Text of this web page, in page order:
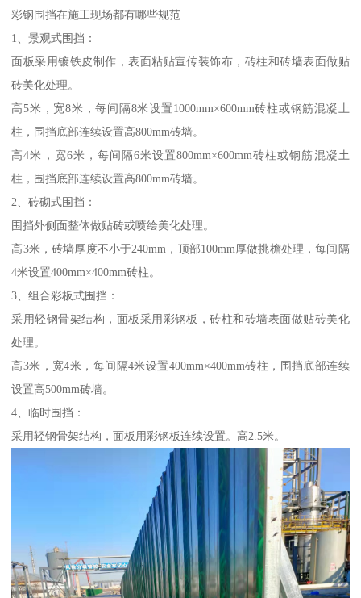
彩钢围挡在施工现场都有哪些规范
1、景观式围挡：
面板采用镀铁皮制作，表面粘贴宣传装饰布，砖柱和砖墙表面做贴
砖美化处理。
高5米，宽8米，每间隔8米设置1000mm×600mm砖柱或钢筋混凝土
柱，围挡底部连续设置高800mm砖墙。
高4米，宽6米，每间隔6米设置800mm×600mm砖柱或钢筋混凝土
柱，围挡底部连续设置高800mm砖墙。
2、砖砌式围挡：
围挡外侧面整体做贴砖或喷绘美化处理。
高3米，砖墙厚度不小于240mm，顶部100mm厚做挑檐处理，每间隔
4米设置400mm×400mm砖柱。
3、组合彩板式围挡：
采用轻钢骨架结构，面板采用彩钢板，砖柱和砖墙表面做贴砖美化
处理。
高3米，宽4米，每间隔4米设置400mm×400mm砖柱，围挡底部连续
设置高500mm砖墙。
4、临时围挡：
采用轻钢骨架结构，面板用彩钢板连续设置。高2.5米。